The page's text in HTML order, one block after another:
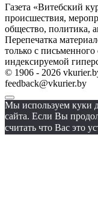
Газета «Витебский
происшествия,
общество, политика,
Перепечатка
только с
индексируемой
© 1906 - 2026
feedback@vkurier.by
Мы используем куки
сайта. Если Вы
считать что Вас это